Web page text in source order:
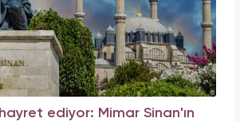
ediyor: Mimar Sinan'ın